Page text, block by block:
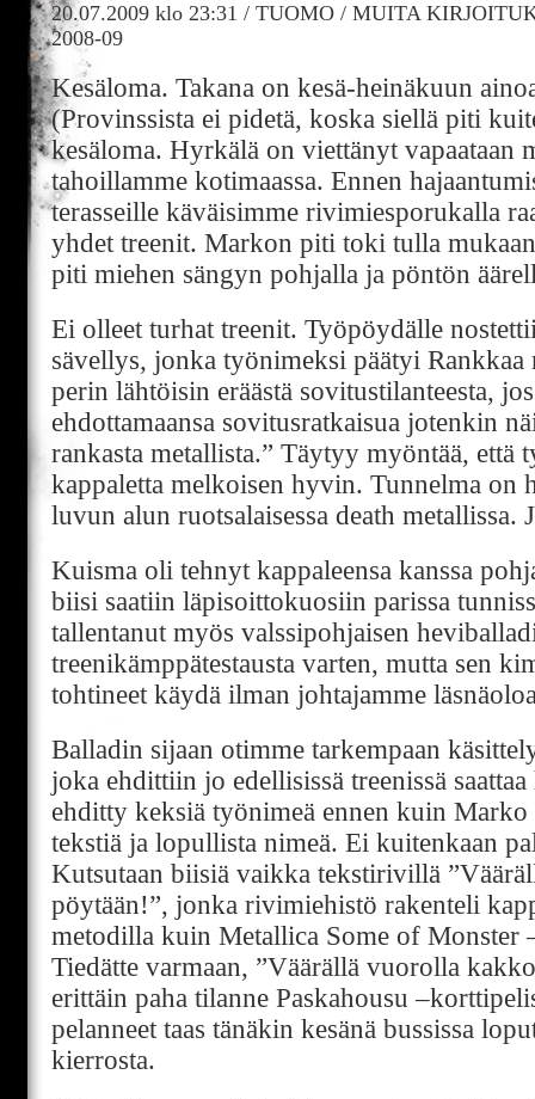
20.07.2009 klo 23:31 / TUOMO / MUITA
2008-09
Kesäloma. Takana on kesä-heinäkuun
(Provinssista ei pidetä, koska siellä piti
kesäloma. Hyrkälä on viettänyt vapaataan
tahoillamme kotimaassa. Ennen
terasseille käväisimme rivimiesporukalla
yhdet treenit. Markon piti toki tulla
piti miehen sängyn pohjalla ja pöntön
Ei olleet turhat treenit. Työpöydälle
sävellys, jonka työnimeksi päätyi
perin lähtöisin eräästä sovitustilanteesta,
ehdottamaansa sovitusratkaisua jotenkin
rankasta metallista.” Täytyy myöntää, että
kappaletta melkoisen hyvin. Tunnelma on
luvun alun ruotsalaisessa death metallissa.
Kuisma oli tehnyt kappaleensa kanssa
biisi saatiin läpisoittokuosiin parissa
tallentanut myös valssipohjaisen
treenikämppätestausta varten, mutta sen
tohtineet käydä ilman johtajamme
Balladin sijaan otimme tarkempaan
joka ehdittiin jo edellisissä treenissä
ehditty keksiä työnimeä ennen kuin
tekstiä ja lopullista nimeä. Ei kuitenkaan
Kutsutaan biisiä vaikka tekstirivillä
pöytään!”, jonka rivimiehistö rakenteli
metodilla kuin Metallica Some of Monster
Tiedätte varmaan, ”Väärällä vuorolla
erittäin paha tilanne Paskahousu
pelanneet taas tänäkin kesänä bussissa
kierrosta.